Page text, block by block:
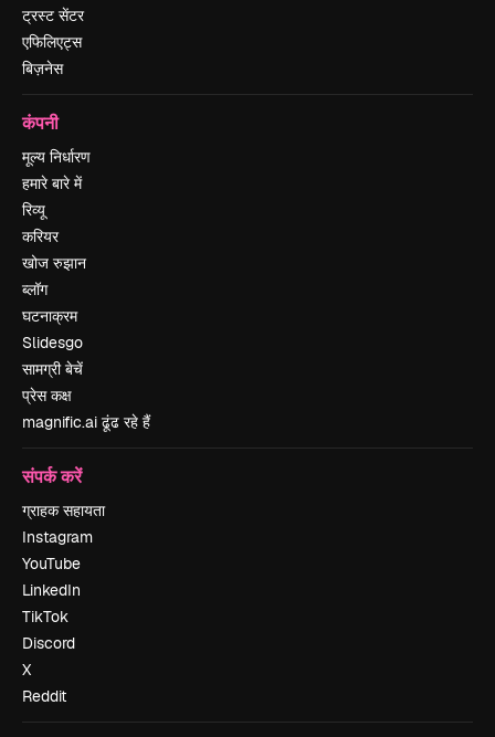
ट्रस्ट सेंटर
एफिलिएट्स
बिज़नेस
कंपनी
मूल्य निर्धारण
हमारे बारे में
रिव्यू
करियर
खोज रुझान
ब्लॉग
घटनाक्रम
Slidesgo
सामग्री बेचें
प्रेस कक्ष
magnific.ai ढूंढ रहे हैं
संपर्क करें
ग्राहक सहायता
Instagram
YouTube
LinkedIn
TikTok
Discord
X
Reddit